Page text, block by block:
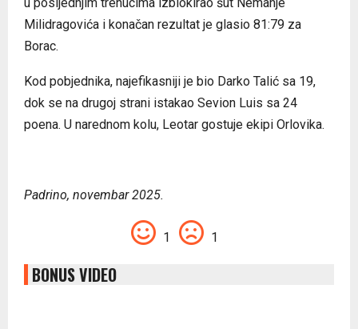
Milidragovića i konačan rezultat je glasio 81:79 za
Borac.
Kod pobjednika, najefikasniji je bio Darko Talić sa 19,
dok se na drugoj strani istakao Sevion Luis sa 24
poena. U narednom kolu, Leotar gostuje ekipi Orlovika.
Padrino, novembar 2025.
1 1
BONUS VIDEO